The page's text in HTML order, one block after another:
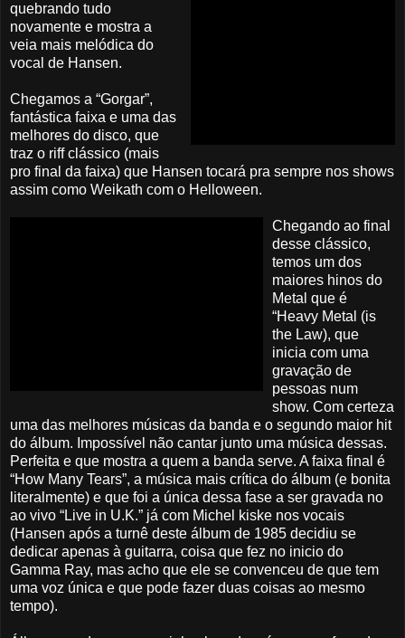
quebrando tudo
novamente e mostra a
veia mais melódica do
vocal de Hansen.
Chegamos a “Gorgar”,
fantástica faixa e uma das
melhores do disco, que
traz o riff clássico (mais
pro final da faixa) que Hansen tocará pra sempre nos shows
assim como Weikath com o Helloween.
Chegando ao final
desse clássico,
temos um dos
maiores hinos do
Metal que é
“Heavy Metal (is
the Law), que
inicia com uma
gravação de
pessoas num
show. Com certeza
uma das melhores músicas da banda e o segundo maior hit
do álbum. Impossível não cantar junto uma música dessas.
Perfeita e que mostra a quem a banda serve. A faixa final é
“How Many Tears”, a música mais crítica do álbum (e bonita
literalmente) e que foi a única dessa fase a ser gravada no
ao vivo “Live in U.K.” já com Michel kiske nos vocais
(Hansen após a turnê deste álbum de 1985 decidiu se
dedicar apenas à guitarra, coisa que fez no inicio do
Gamma Ray, mas acho que ele se convenceu de que tem
uma voz única e que pode fazer duas coisas ao mesmo
tempo).